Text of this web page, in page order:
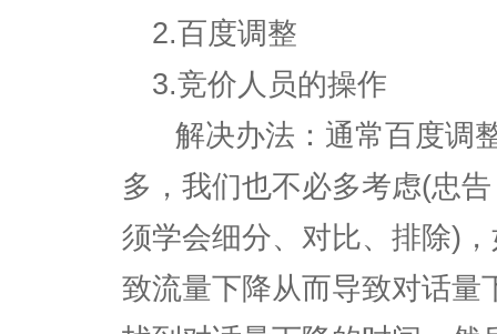
2.百度调整
3.竞价人员的操作
解决办法：通常百度调
多，我们也不必多考虑(忠
须学会细分、对比、排除)
致流量下降从而导致对话量